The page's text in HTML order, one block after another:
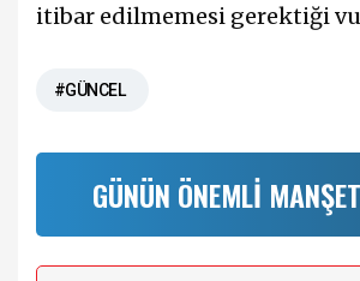
itibar edilmemesi gerektiği
#GÜNCEL
GÜNÜN ÖNEMLİ